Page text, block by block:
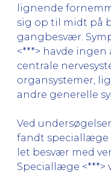
lignende
sig op til midt på
gangbesvær.
<***> havde
centrale
organsystemer,
andre generelle
Ved
fandt speciallæge
let besvær med
Speciallæge <***>